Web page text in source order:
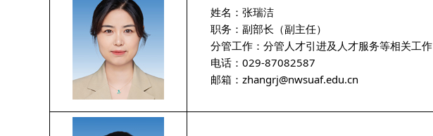
姓名：张瑞洁
职务：副部长（副主任）
分管工作：分管人才引进及人才服务等相关工作
电话：029-87082587
邮箱： zhangrj@nwsuaf.edu.cn